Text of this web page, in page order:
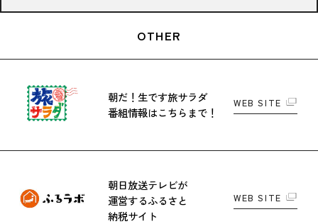
OTHER
朝だ！生です旅サラダ
番組情報はこちらまで！
WEB SITE
朝日放送テレビが
運営するふるさと
納税サイト
WEB SITE